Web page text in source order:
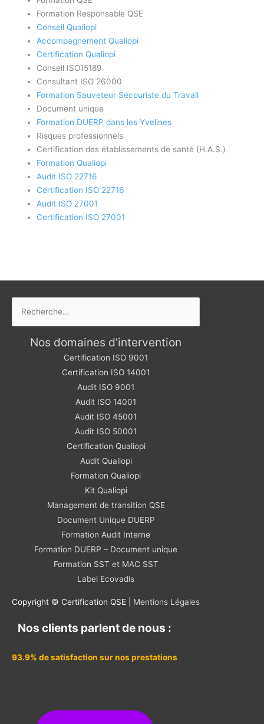
Formation Responsable QSE
Conseil Qualiopi
Accompagnement Qualiopi
Certification Qualiopi
Conseil ISO15189
Consultant ISO 26000
Formation Sauveteur Secouriste du Travail
Document unique
Formation DUERP dans les Yvelines
Risques professionnels
Certification des établissements de santé (H.A.S.)
Formation Qualiopi
Audit ISO 22716
Certification ISO 22716
Audit ISO 27001
Certification ISO 27001
Nos domaines d’intervention
Certification ISO 9001
Certification ISO 14001
Audit ISO 9001
Audit ISO 14001
Audit ISO 45001
Audit ISO 50001
Certification Qualiopi
Audit Qualiopi
Formation Qualiopi
Kit Qualiopi
Management de transition QSE
Document Unique DUERP
Formation Audit Interne
Formation DUERP – Document unique
Formation SST et MAC SST
Label Ecovadis
Copyright © Certification QSE | Mentions Légales
Nos clients parlent de nous :
93.9% de satisfaction sur nos prestations